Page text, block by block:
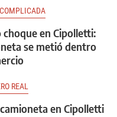
en Cipolletti:
se metió dentro
REAL
en Cipolletti